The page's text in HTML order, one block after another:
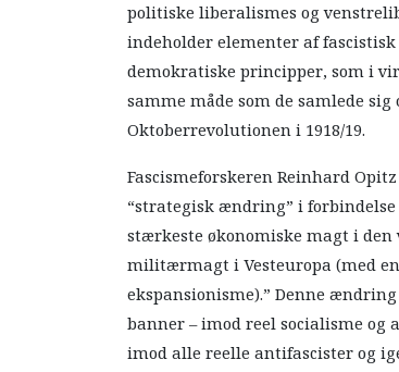
politiske liberalismes og
indeholder elementer af
demokratiske principper, som i
samme måde som de samlede
Oktoberrevolutionen i 1918/19.
Fascismeforskeren Reinhard
“strategisk ændring” i
stærkeste økonomiske magt i den
militærmagt i Vesteuropa (med
ekspansionisme).” Denne
banner – imod reel socialisme
imod alle reelle antifascister og